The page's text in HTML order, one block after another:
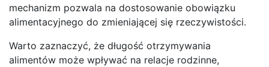
mechanizm pozwala na dostosowanie obowiązku
alimentacyjnego do zmieniającej się rzeczywistości.
Warto zaznaczyć, że długość otrzymywania
alimentów może wpływać na relacje rodzinne,